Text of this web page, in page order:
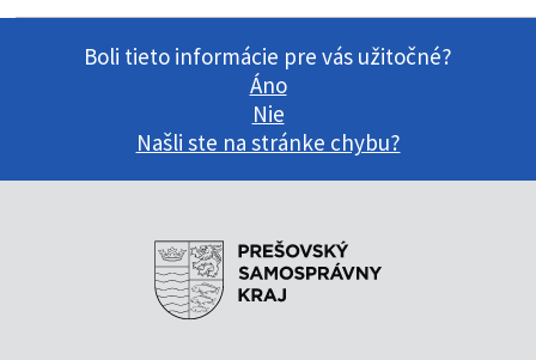
Boli tieto informácie pre vás užitočné?
Áno
Nie
Našli ste na stránke chybu?